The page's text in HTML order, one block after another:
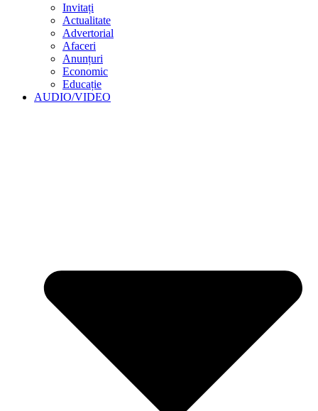
Invitați
Actualitate
Advertorial
Afaceri
Anunțuri
Economic
Educație
AUDIO/VIDEO